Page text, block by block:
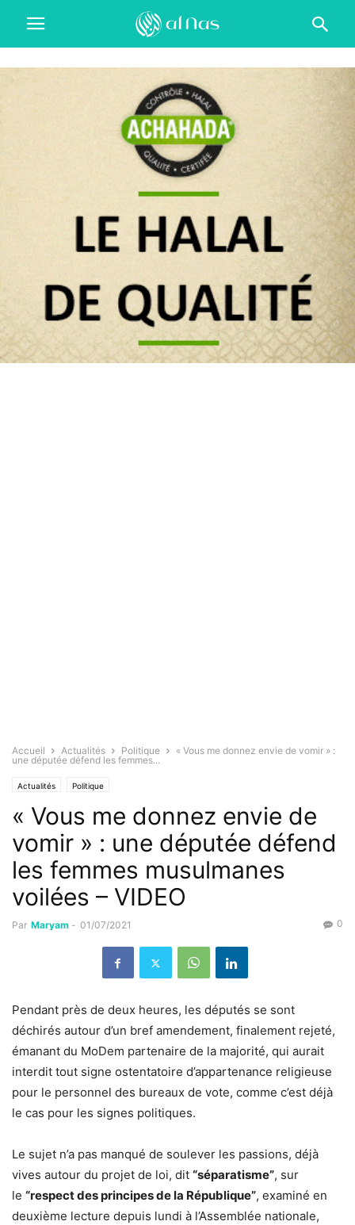
Accueil Actualités Politique
« Vous me donnez envie de vomir » :
une députée défend les femmes...
Actualités Politique
« Vous me donnez envie de
vomir » : une députée défend
les femmes musulmanes
voilées – VIDEO
Par Maryam - 01/07/2021 0
Pendant près de deux heures, les députés se sont
déchirés autour d’un bref amendement, finalement rejeté,
émanant du MoDem partenaire de la majorité, qui aurait
interdit tout signe ostentatoire d’appartenance religieuse
pour le personnel des bureaux de vote, comme c’est déjà
le cas pour les signes politiques.
Le sujet n’a pas manqué de soulever les passions, déjà
vives autour du projet de loi, dit “séparatisme”, sur
le “respect des principes de la République”, examiné en
deuxième lecture depuis lundi à l’Assemblée nationale,